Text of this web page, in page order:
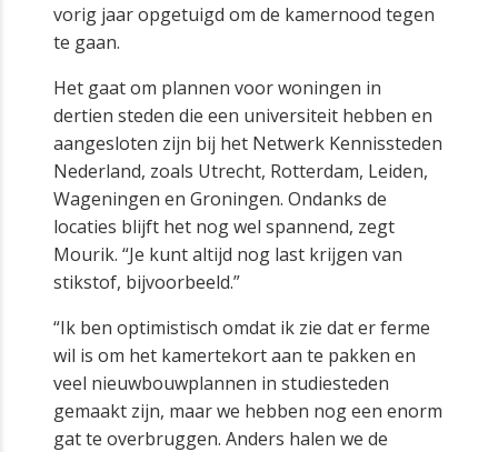
vorig jaar opgetuigd om de kamernood tegen
te gaan.
Het gaat om plannen voor woningen in
dertien steden die een universiteit hebben en
aangesloten zijn bij het Netwerk Kennissteden
Nederland, zoals Utrecht, Rotterdam, Leiden,
Wageningen en Groningen. Ondanks de
locaties blijft het nog wel spannend, zegt
Mourik. “Je kunt altijd nog last krijgen van
stikstof, bijvoorbeeld.”
“Ik ben optimistisch omdat ik zie dat er ferme
wil is om het kamertekort aan te pakken en
veel nieuwbouwplannen in studiesteden
gemaakt zijn, maar we hebben nog een enorm
gat te overbruggen. Anders halen we de